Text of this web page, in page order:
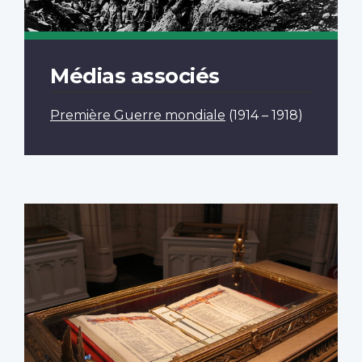
Médias associés
Première Guerre mondiale (1914 – 1918)